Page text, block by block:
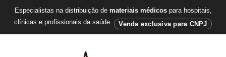
Especialistas na distribuição de materiais médicospara hospitais,
clínicas e profissionais da saúde.
Venda exclusiva para CNPJ